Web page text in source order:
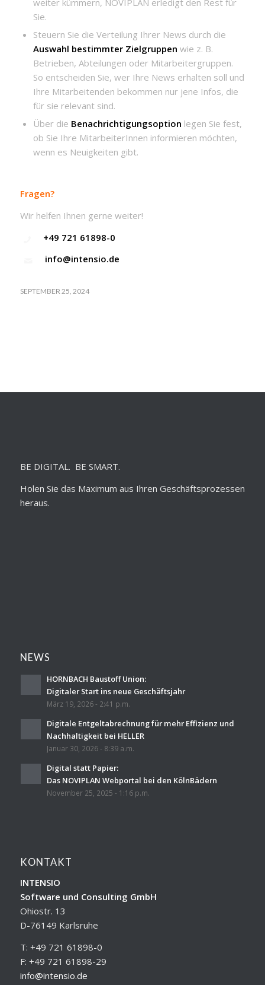
weiter kümmern, NOVIPLAN erledigt den Rest für
Sie.
Steuern Sie die Verteilung Ihrer News durch die
Auswahl bestimmter Zielgruppen wie z. B.
Betrieben, Abteilungen oder Mitarbeitergruppen.
So entscheiden Sie, wer Ihre News erhalten soll und
Ihre Mitarbeitenden bekommen nur jene Infos, die
für sie relevant sind.
Über die Benachrichtigungsoption legen Sie fest,
ob Sie Ihre MitarbeiterInnen informieren möchten,
wenn es Neuigkeiten gibt.
Fragen?
Wir helfen Ihnen gerne weiter!
+49 721 61898-0
info@intensio.de
SEPTEMBER 25, 2024
BE DIGITAL. BE SMART.
Holen Sie das Maximum aus Ihren Geschäftsprozessen
heraus.
NEWS
HORNBACH Baustoff Union:
Digitaler Start ins neue Geschäftsjahr
März 19, 2026 - 2:41 p.m.
Digitale Entgeltabrechnung für mehr Effizienz und
Nachhaltigkeit bei HELLER
Januar 30, 2026 - 8:39 a.m.
Digital statt Papier:
Das NOVIPLAN Webportal bei den KölnBädern
November 25, 2025 - 1:16 p.m.
KONTAKT
INTENSIO
Software und Consulting GmbH
Ohiostr. 13
D-76149 Karlsruhe
T: +49 721 61898-0
F: +49 721 61898-29
info@intensio.de